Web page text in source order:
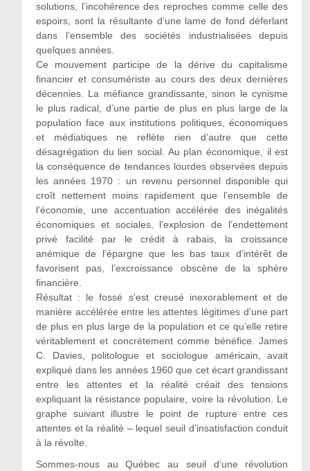
solutions, l’incohérence des reproches comme celle des
espoirs, sont la résultante d’une lame de fond déferlant
dans l’ensemble des sociétés industrialisées depuis
quelques années.
Ce mouvement participe de la dérive du capitalisme
financier et consumériste au cours des deux dernières
décennies. La méfiance grandissante, sinon le cynisme
le plus radical, d’une partie de plus en plus large de la
population face aux institutions politiques, économiques
et médiatiques ne reflète rien d’autre que cette
désagrégation du lien social. Au plan économique, il est
la conséquence de tendances lourdes observées depuis
les années 1970 : un revenu personnel disponible qui
croît nettement moins rapidement que l’ensemble de
l’économie, une accentuation accélérée des inégalités
économiques et sociales, l’explosion de l’endettement
privé facilité par le crédit à rabais, la croissance
anémique de l’épargne que les bas taux d’intérêt de
favorisent pas, l’excroissance obscène de la sphère
financière.
Résultat : le fossé s’est creusé inexorablement et de
manière accélérée entre les attentes légitimes d’une part
de plus en plus large de la population et ce qu’elle retire
véritablement et concrètement comme bénéfice. James
C. Davies, politologue et sociologue américain, avait
expliqué dans les années 1960 que cet écart grandissant
entre les attentes et la réalité créait des tensions
expliquant la résistance populaire, voire la révolution. Le
graphe suivant illustre le point de rupture entre ces
attentes et la réalité – lequel seuil d’insatisfaction conduit
à la révolte.
Sommes-nous au Québec au seuil d’une révolution